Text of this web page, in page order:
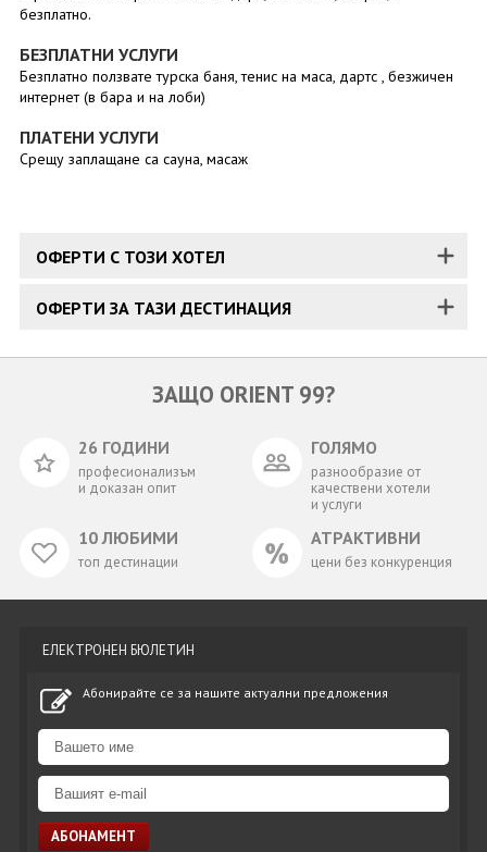
безплатно.
БЕЗПЛАТНИ УСЛУГИ
Безплатно ползвате турска баня, тенис на маса, дартс , безжичен
интернет (в бара и на лоби)
ПЛАТЕНИ УСЛУГИ
Срещу заплащане са сауна, масаж
ОФЕРТИ С ТОЗИ ХОТЕЛ
ОФЕРТИ ЗА ТАЗИ ДЕСТИНАЦИЯ
ЗАЩО ORIENT 99?
26 ГОДИНИ
професионализъм
и доказан опит
ГОЛЯМО
разнообразие от
качествени хотели
и услуги
10 ЛЮБИМИ
топ дестинации
АТРАКТИВНИ
цени без конкуренция
ЕЛЕКТРОНЕН БЮЛЕТИН
Абонирайте се за нашите актуални предложения